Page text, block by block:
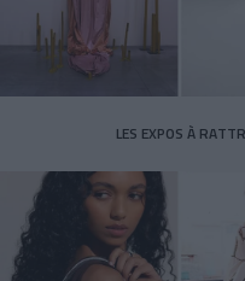
LES EXPOS À